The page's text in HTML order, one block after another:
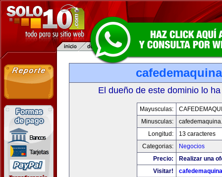
El dueño de este dominio lo
Mayusculas:
Minusculas:
Longitud:
13 caracteres
Categorias:
Negocios
Precio:
Realizar una
Visitar!